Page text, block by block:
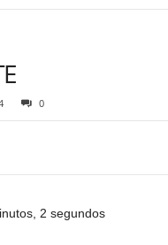
0
2 segundos